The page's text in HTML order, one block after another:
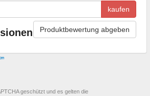
kaufen
Produktbewertung abgeben
geschützt und es gelten die